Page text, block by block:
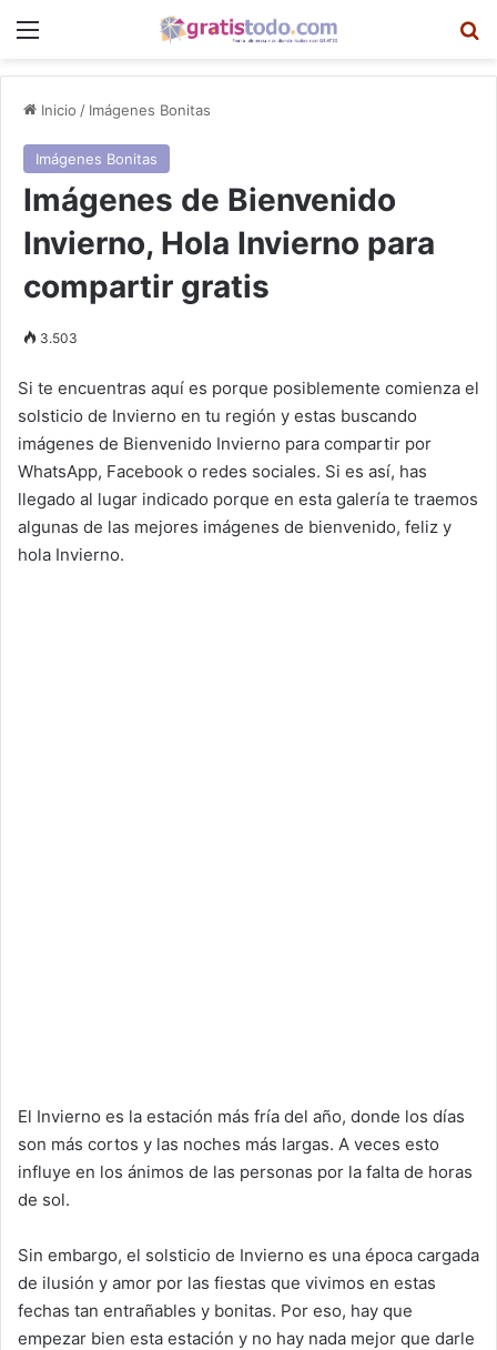
Menú
Inicio / Imágenes Bonitas
Imágenes Bonitas
Imágenes de Bienvenido
Invierno, Hola Invierno para
compartir gratis
3.503
Si te encuentras aquí es porque posiblemente comienza el
solsticio de Invierno en tu región y estas buscando
imágenes de Bienvenido Invierno para compartir por
WhatsApp, Facebook o redes sociales. Si es así, has
llegado al lugar indicado porque en esta galería te traemos
algunas de las mejores imágenes de bienvenido, feliz y
hola Invierno.
El Invierno es la estación más fría del año, donde los días
son más cortos y las noches más largas. A veces esto
influye en los ánimos de las personas por la falta de horas
de sol.
Sin embargo, el solsticio de Invierno es una época cargada
de ilusión y amor por las fiestas que vivimos en estas
fechas tan entrañables y bonitas. Por eso, hay que
empezar bien esta estación y no hay nada mejor que darle